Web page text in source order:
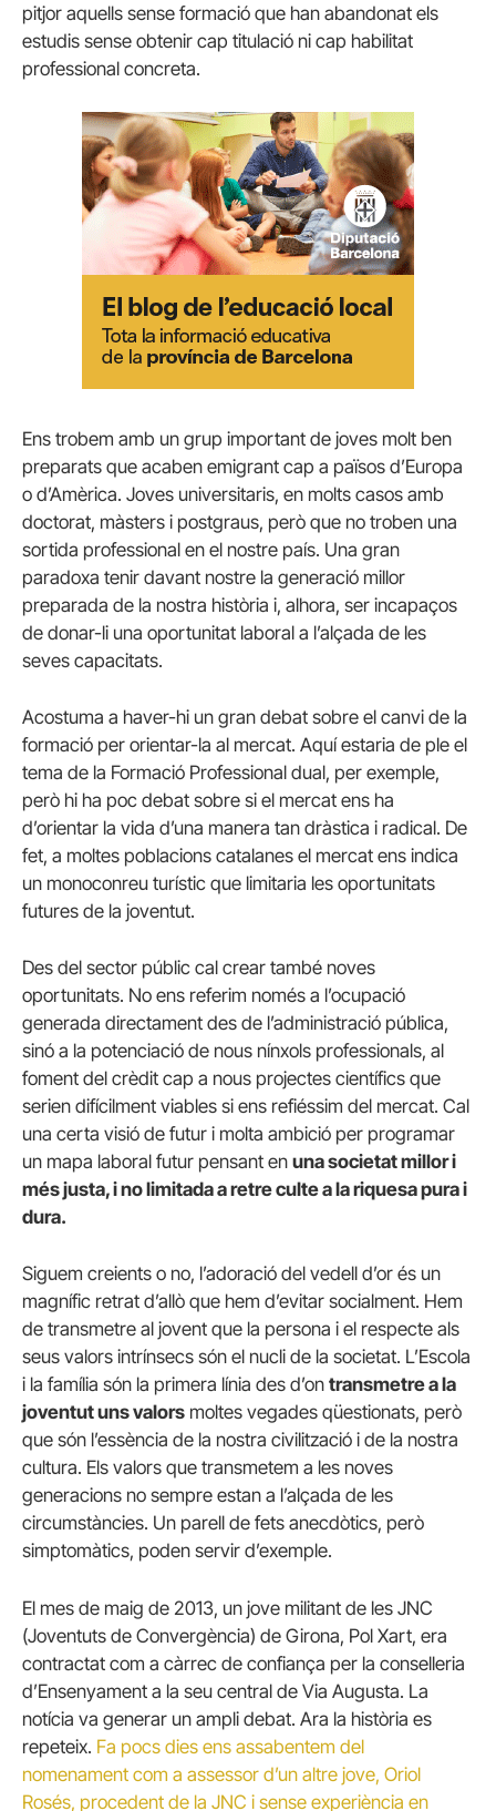
pitjor aquells sense formació que han abandonat els
estudis sense obtenir cap titulació ni cap habilitat
professional concreta.
Ens trobem amb un grup important de joves molt ben
preparats que acaben emigrant cap a països d’Europa
o d’Amèrica. Joves universitaris, en molts casos amb
doctorat, màsters i postgraus, però que no troben una
sortida professional en el nostre país. Una gran
paradoxa tenir davant nostre la generació millor
preparada de la nostra història i, alhora, ser incapaços
de donar-li una oportunitat laboral a l’alçada de les
seves capacitats.
Acostuma a haver-hi un gran debat sobre el canvi de la
formació per orientar-la al mercat. Aquí estaria de ple el
tema de la Formació Professional dual, per exemple,
però hi ha poc debat sobre si el mercat ens ha
d’orientar la vida d’una manera tan dràstica i radical. De
fet, a moltes poblacions catalanes el mercat ens indica
un monoconreu turístic que limitaria les oportunitats
futures de la joventut.
Des del sector públic cal crear també noves
oportunitats. No ens referim només a l’ocupació
generada directament des de l’administració pública,
sinó a la potenciació de nous nínxols professionals, al
foment del crèdit cap a nous projectes científics que
serien difícilment viables si ens refiéssim del mercat. Cal
una certa visió de futur i molta ambició per programar
un mapa laboral futur pensant en una societat millor i
més justa, i no limitada a retre culte a la riquesa pura i
dura.
Siguem creients o no, l’adoració del vedell d’or és un
magnífic retrat d’allò que hem d’evitar socialment. Hem
de transmetre al jovent que la persona i el respecte als
seus valors intrínsecs són el nucli de la societat. L’Escola
i la família són la primera línia des d’on transmetre a la
joventut uns valors moltes vegades qüestionats, però
que són l’essència de la nostra civilització i de la nostra
cultura. Els valors que transmetem a les noves
generacions no sempre estan a l’alçada de les
circumstàncies. Un parell de fets anecdòtics, però
simptomàtics, poden servir d’exemple.
El mes de maig de 2013, un jove militant de les JNC
(Joventuts de Convergència) de Girona, Pol Xart, era
contractat com a càrrec de confiança per la conselleria
d’Ensenyament a la seu central de Via Augusta. La
notícia va generar un ampli debat. Ara la història es
repeteix. Fa pocs dies ens assabentem del
nomenament com a assessor d’un altre jove, Oriol
Rosés, procedent de la JNC i sense experiència en